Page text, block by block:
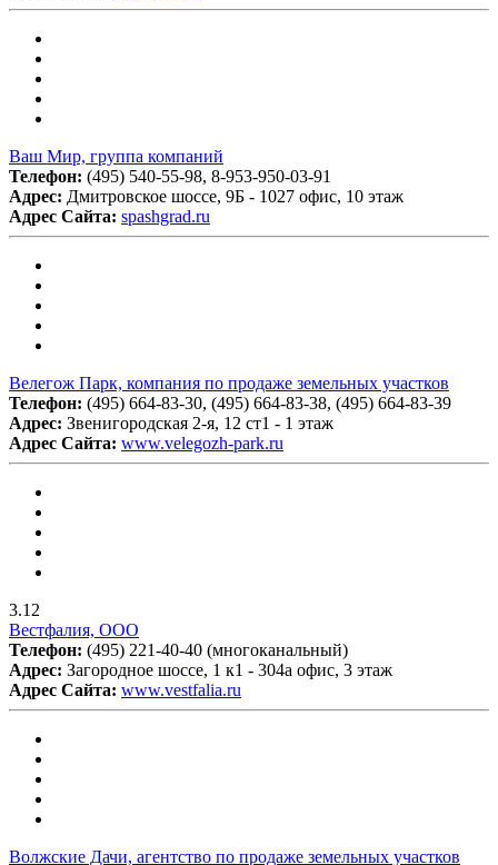
Ваш Мир, группа компаний
Телефон: (495) 540-55-98, 8-953-950-03-91
Адрес: Дмитровское шоссе, 9Б - 1027 офис, 10 этаж
Адрес Сайта: spashgrad.ru
Велегож Парк, компания по продаже земельных участков
Телефон: (495) 664-83-30, (495) 664-83-38, (495) 664-83-39
Адрес: Звенигородская 2-я, 12 ст1 - 1 этаж
Адрес Сайта: www.velegozh-park.ru
3.12
Вестфалия, ООО
Телефон: (495) 221-40-40 (многоканальный)
Адрес: Загородное шоссе, 1 к1 - 304а офис, 3 этаж
Адрес Сайта: www.vestfalia.ru
Волжские Дачи, агентство по продаже земельных участков